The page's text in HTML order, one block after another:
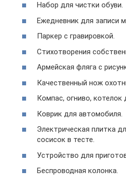
Набор для чистки обуви.
Ежедневник для записи
Паркер с гравировкой.
Стихотворения
Армейская фляга с
Качественный нож
Компас, огниво, котелок
Коврик для автомобиля.
Электрическая плитка
сосисок в тесте.
Устройство для
Беспроводная колонка.